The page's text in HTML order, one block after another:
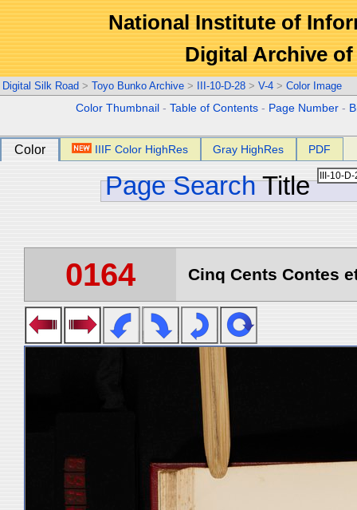
National Institute of
Digital Archive
Digital Silk Road > Toyo Bunko Archive > III-10-D-28 > V-4 > Color Image
Color Thumbnail -Table of Contents - Page Number -
Color IIIF Color HighRes Gray HighRes PDF
Page Search Title
0164 Cinq Cents Contes